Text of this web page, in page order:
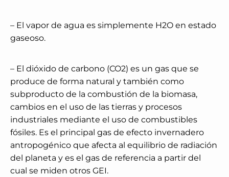
– El vapor de agua es simplemente H2O en estado
gaseoso.
– El dióxido de carbono (CO2) es un gas que se
produce de forma natural y también como
subproducto de la combustión de la biomasa,
cambios en el uso de las tierras y procesos
industriales mediante el uso de combustibles
fósiles. Es el principal gas de efecto invernadero
antropogénico que afecta al equilibrio de radiación
del planeta y es el gas de referencia a partir del
cual se miden otros GEI.